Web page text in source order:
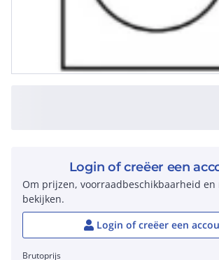
Login of creëer een
Om prijzen, voorraadbeschikbaarheid en
bekijken.
Login of creëer een
Brutoprijs